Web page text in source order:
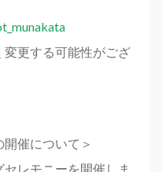
更する可能性がござ
催について＞
レモニーを開催しま